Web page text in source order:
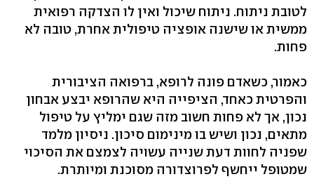
לטובת ניתוח. ניתוח שיכול ואין לו הצדקה רפואית
ממשית או שישנה אופציה טיפולית אחרת, טובה לא
פחות.
כאמור, כשאדם פונה לרופא, ברפואה הציבורית
והפרטית כאחד, הציפייה היא שהרופא יבצע אבחון
נכון, אך לא פחות חשוב מזה שגם ימליץ על טיפול
מתאים, נכון ושיש בו מינימום סיכון. ניסיון מלמד
שפניה לחוות דעת שנייה עשויה לצמצם את הסיכוי
שמטופל ייחשף לפרוצדורה מסוכנת ומיותרת.